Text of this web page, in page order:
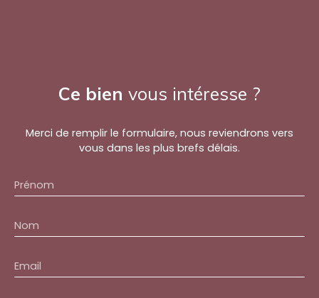
Ce bien vous intéresse ?
Merci de remplir le formulaire, nous reviendrons vers
vous dans les plus brefs délais.
Prénom
Nom
Email